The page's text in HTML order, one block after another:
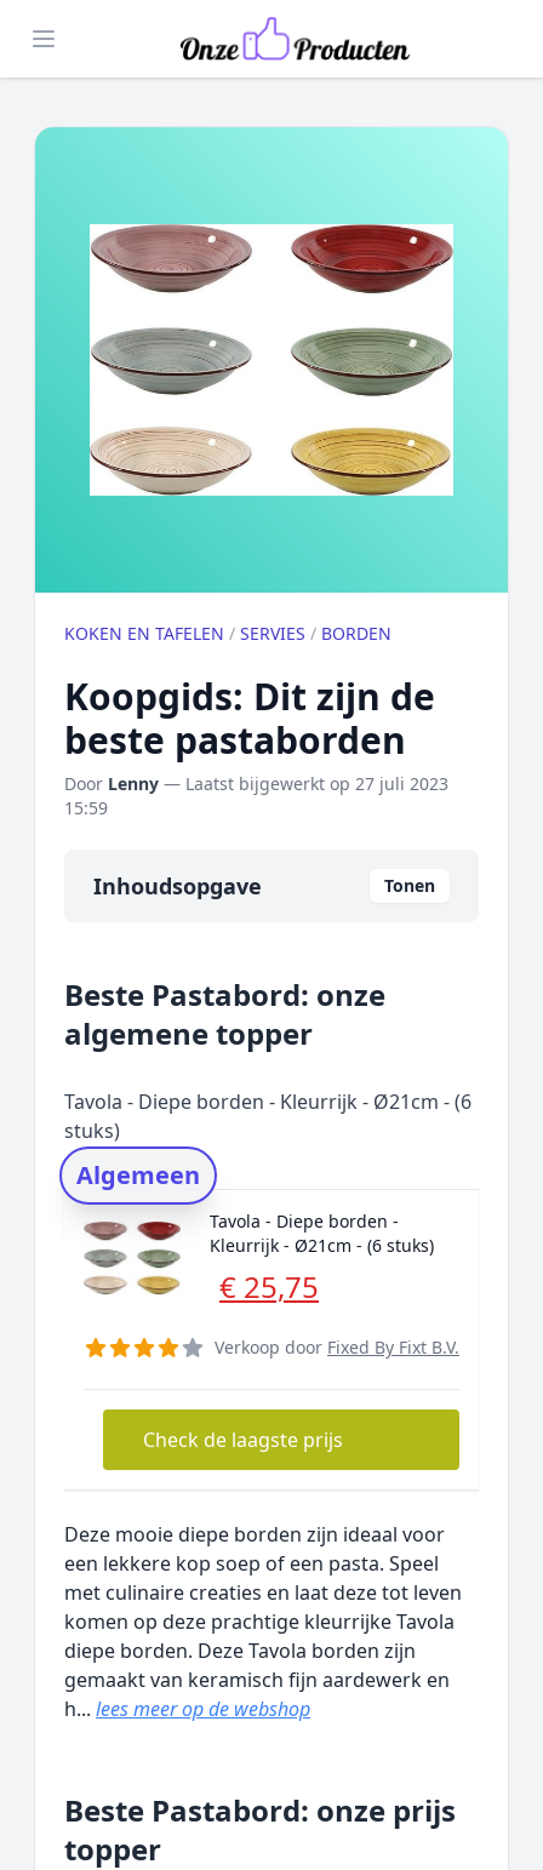
Open menu
KOKEN EN TAFELEN / SERVIES / BORDEN
Koopgids: Dit zijn de
beste pastaborden
Door Lenny — Laatst bijgewerkt op 27 juli 2023
15:59
Inhoudsopgave Tonen
Onze algemene topper
Prijs topper
Rating topper
Onderzoeksmethode
Alternatieven
Prijsniveaus
Beste Pastabord: onze
algemene topper
Tavola - Diepe borden - Kleurrijk - Ø21cm - (6
stuks)
Algemeen
Tavola - Diepe borden -
Kleurrijk - Ø21cm - (6 stuks)
€ 25,75
Verkoop door Fixed By Fixt B.V.
Check de laagste prijs
Deze mooie diepe borden zijn ideaal voor
een lekkere kop soep of een pasta. Speel
met culinaire creaties en laat deze tot leven
komen op deze prachtige kleurrijke Tavola
diepe borden. Deze Tavola borden zijn
gemaakt van keramisch fijn aardewerk en
h... lees meer op de webshop
Beste Pastabord: onze prijs
topper